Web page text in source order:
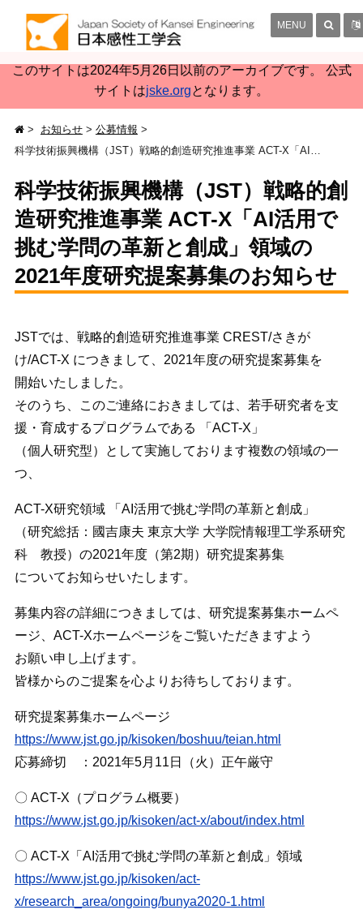
このサイトは2024年5月26日以前のアーカイブです。 公式
サイトはjske.orgとなります。
MENU
お知らせ
公募情報
科学技術振興機構（JST）戦略的創造研究推進事業 ACT-X「AI活用で挑む学問の革新と創成」領域の2021年度研究提案募集のお知らせ
科学技術振興機構（JST）戦略的創
造研究推進事業 ACT-X「AI活用で
挑む学問の革新と創成」領域の
2021年度研究提案募集のお知らせ
JSTでは、戦略的創造研究推進事業 CREST/さきが
け/ACT-X につきまして、2021年度の研究提案募集を
開始いたしました。
そのうち、このご連絡におきましては、若手研究者を支
援・育成するプログラムである 「ACT-X」
（個人研究型）として実施しております複数の領域の一
つ、
ACT-X研究領域 「AI活用で挑む学問の革新と創成」
（研究総括：國吉康夫 東京大学 大学院情報理工学系研究
科 教授）の2021年度（第2期）研究提案募集
についてお知らせいたします。
募集内容の詳細につきましては、研究提案募集ホームペ
ージ、ACT-Xホームページをご覧いただきますよう
お願い申し上げます。
皆様からのご提案を心よりお待ちしております。
研究提案募集ホームページ
https://www.jst.go.jp/kisoken/boshuu/teian.html
応募締切 ：2021年5月11日（火）正午厳守
〇 ACT-X（プログラム概要）
https://www.jst.go.jp/kisoken/act-x/about/index.html
〇 ACT-X「AI活用で挑む学問の革新と創成」領域
https://www.jst.go.jp/kisoken/act-
x/research_area/ongoing/bunya2020-1.html